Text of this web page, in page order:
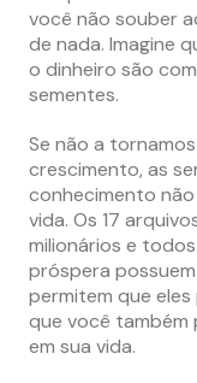
você não souber
de nada. Imagine
o dinheiro são
sementes.
Se não a
crescimento, as
conhecimento
vida. Os 17
milionários e
próspera
permitem que eles
que você também
em sua vida.